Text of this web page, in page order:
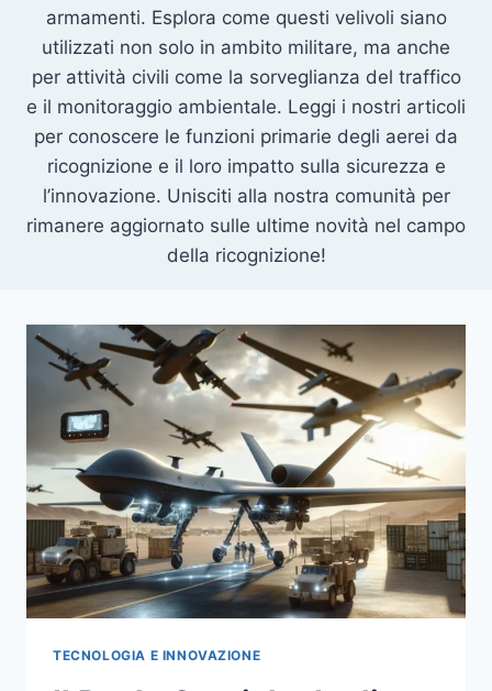
armamenti. Esplora come questi velivoli siano
utilizzati non solo in ambito militare, ma anche
per attività civili come la sorveglianza del traffico
e il monitoraggio ambientale. Leggi i nostri articoli
per conoscere le funzioni primarie degli aerei da
ricognizione e il loro impatto sulla sicurezza e
l’innovazione. Unisciti alla nostra comunità per
rimanere aggiornato sulle ultime novità nel campo
della ricognizione!
TECNOLOGIA E INNOVAZIONE